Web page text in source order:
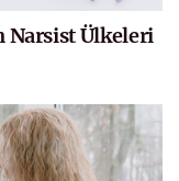
Narsist Ülkeleri